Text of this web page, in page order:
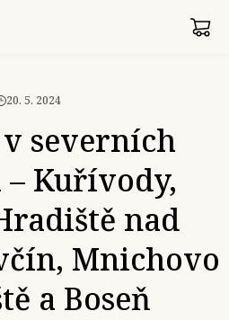
20. 5. 2024
severních
– Kuřívody,
nad
Mnichovo
a Boseň